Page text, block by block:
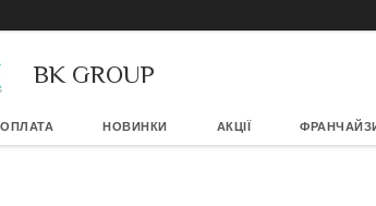
BK GROUP
НОВИНКИ АКЦІЇ